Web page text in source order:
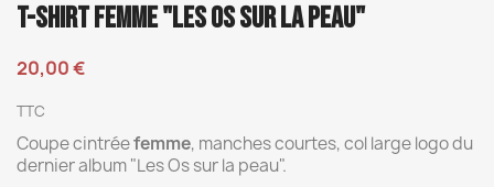
T-SHIRT FEMME "LES OS SUR LA PEAU"
20,00 €
TTC
Coupe cintréefemme, manches courtes, col large logo du
dernier album "Les Os sur la peau".